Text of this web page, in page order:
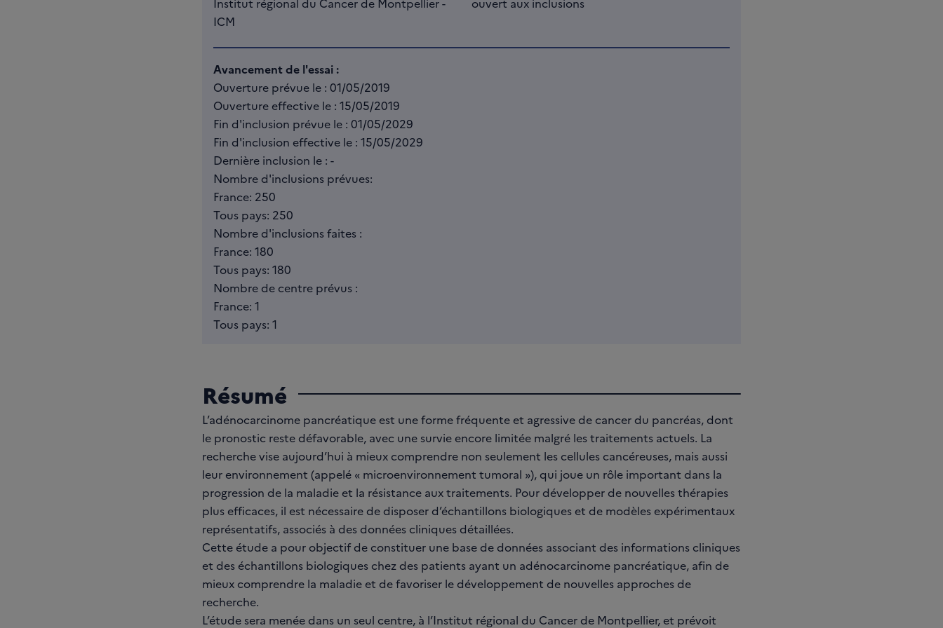
ICM
Avancement de l'essai :
Ouverture prévue le : 01/05/2019
Ouverture effective le : 15/05/2019
Fin d'inclusion prévue le : 01/05/2029
Fin d'inclusion effective le : 15/05/2029
Dernière inclusion le : -
Nombre d'inclusions prévues:
France: 250
Tous pays: 250
Nombre d'inclusions faites :
France: 180
Tous pays: 180
Nombre de centre prévus :
France: 1
Tous pays: 1
Résumé
L’adénocarcinome pancréatique est une forme fréquente et agressive de cancer du pancréas, dont
le pronostic reste défavorable, avec une survie encore limitée malgré les traitements actuels. La
recherche vise aujourd’hui à mieux comprendre non seulement les cellules cancéreuses, mais aussi
leur environnement (appelé « microenvironnement tumoral »), qui joue un rôle important dans la
progression de la maladie et la résistance aux traitements. Pour développer de nouvelles thérapies
plus efficaces, il est nécessaire de disposer d’échantillons biologiques et de modèles expérimentaux
représentatifs, associés à des données cliniques détaillées.
Cette étude a pour objectif de constituer une base de données associant des informations cliniques
et des échantillons biologiques chez des patients ayant un adénocarcinome pancréatique, afin de
mieux comprendre la maladie et de favoriser le développement de nouvelles approches de
recherche.
L’étude sera menée dans un seul centre, à l’Institut régional du Cancer de Montpellier, et prévoit